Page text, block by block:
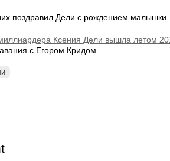
поздравил Дели с рождением малышки.
Ксения Дели вышла летом
с Егором Кридом.